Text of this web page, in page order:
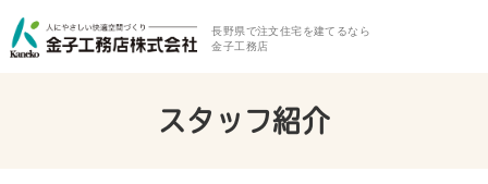
長野県で注文住宅を建てるなら
金子工務店
スタッフ紹介